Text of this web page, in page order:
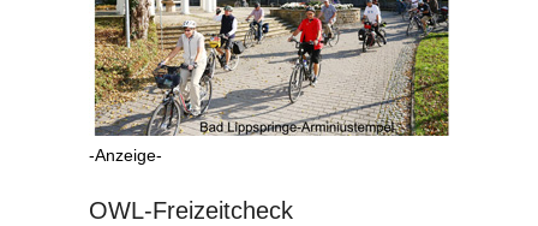
-Anzeige-
OWL-Freizeitcheck